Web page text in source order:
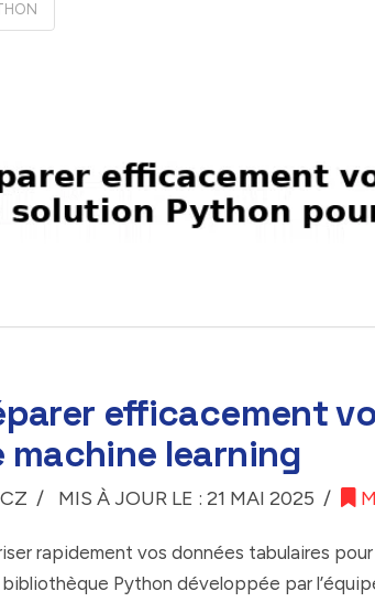
efficacement
learning
MIS À JOUR LE : 21 MAI 2025
rapidement vos données tabulaires pour
Python développée par